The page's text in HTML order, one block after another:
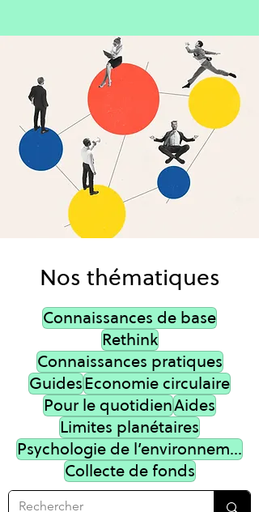
Nos thématiques
Connaissances de base
Rethink
Connaissances pratiques
GuidesEconomie circulaire
Pour le quotidienAides
Limites planétaires
Psychologie de l’environnement
Collecte de fonds